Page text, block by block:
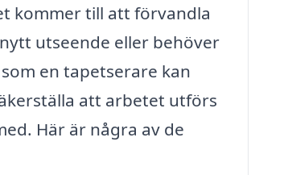
kommer till att förvandla
utseende eller behöver
en tapetserare kan
att arbetet utförs
Här är några av de